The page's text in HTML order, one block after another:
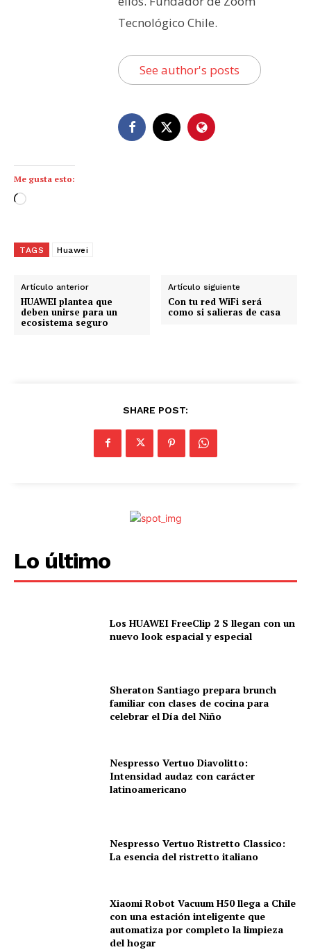
Tecnológico Chile.
See author's posts
Me gusta esto:
C
g
n
d
o
TAGS Huawei
Artículo anterior
HUAWEI plantea que
deben unirse para un
ecosistema seguro
Artículo siguiente
Con tu red WiFi será
como si salieras de casa
SHARE POST:
Lo último
Los HUAWEI FreeClip 2 S llegan con un
nuevo look espacial y especial
Sheraton Santiago prepara brunch
familiar con clases de cocina para
celebrar el Día del Niño
Nespresso Vertuo Diavolitto:
Intensidad audaz con carácter
latinoamericano
Nespresso Vertuo Ristretto Classico:
La esencia del ristretto italiano
Xiaomi Robot Vacuum H50 llega a Chile
con una estación inteligente que
automatiza por completo la limpieza
del hogar